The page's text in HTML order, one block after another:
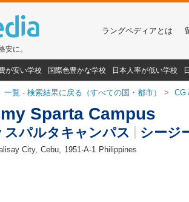
安に。
ラングペディアとは
が安い学校 国際色豊かな学校 日本人率が低い学校
一覧 - 検索結果に戻る（すべての国・都市） CG
Sparta Campus
スパルタキャンパス シージ
City Cebu 1951-A-1 Philippines